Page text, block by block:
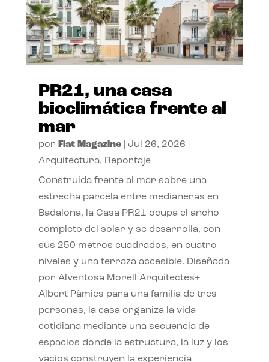
PR21, una casa
bioclimática frente al
mar
por Flat Magazine| Jul 26, 2026
Arquitectura, Reportaje
Construida frente al mar sobre una
estrecha parcela entre medianeras en
Badalona, la Casa PR21 ocupa el ancho
completo del solar y se desarrolla, con
sus 250 metros cuadrados, en cuatro
niveles y una terraza accesible. Diseñada
por Alventosa Morell Arquitectes+
Albert Pàmies para una familia de tres
personas, la casa organiza la vida
cotidiana mediante una secuencia de
espacios donde la estructura, la luz y los
vacíos construyen la experiencia